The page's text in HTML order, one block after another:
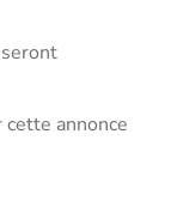
annonce